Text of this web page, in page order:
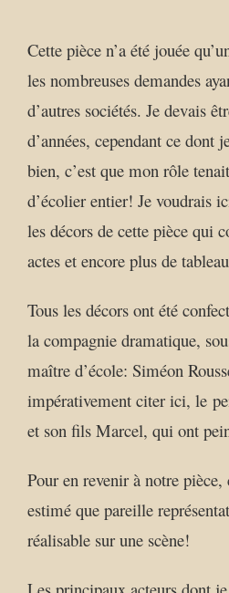
Cette pièce n’a été jouée
les nombreuses demandes
d’autres sociétés. Je devais
d’années, cependant ce dont
bien, c’est que mon rôle
d’écolier entier! Je voudrais
les décors de cette pièce qui
actes et encore plus de
Tous les décors ont été
la compagnie dramatique,
maître d’école: Siméon
impérativement citer ici, le
et son fils Marcel, qui ont
Pour en revenir à notre
estimé que pareille
réalisable sur une scène!